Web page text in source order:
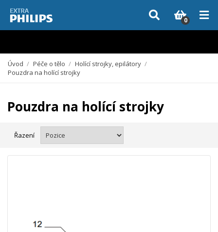
Vzhledem k aktuální situaci se může dodání dílů, které nejsou skladem,
zpozdit. Děkujeme za pochopení.
0
Úvod / Péče o tělo / Holící strojky, epilátory /
Pouzdra na holící strojky
Pouzdra na holící strojky
Řazení